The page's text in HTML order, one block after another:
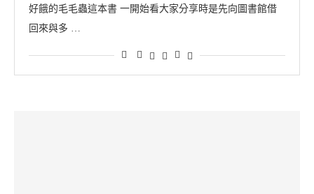
好餓的毛毛蟲這本書 一開始看大家分享時是先向圖書館借
回來與多 …